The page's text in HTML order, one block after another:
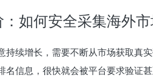
如何安全采集海外
持续增长，需要不断从市场获取真
名信息，很快就会被平台要求验证